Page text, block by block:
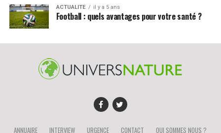
ACTUALITE il y a 5 ans
Football : quels avantages pour votre santé ?
ANNUAIRE INTERVIEW URGENCE CONTACT QUI SOMMES NOUS ?